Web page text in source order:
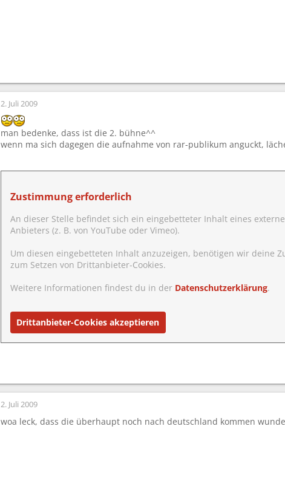
2. Juli 2009
man bedenke, dass ist die 2. bühne^^
wenn ma sich dagegen die aufnahme von rar-publikum anguckt,
Zustimmung erforderlich
An dieser Stelle befindet sich ein eingebetteter Inhalt eines
Anbieters (z. B. von YouTube oder Vimeo).
Um diesen eingebetteten Inhalt anzuzeigen, benötigen wir deine
zum Setzen von Drittanbieter-Cookies.
Weitere Informationen findest du in der Datenschutzerklärung.
Drittanbieter-Cookies akzeptieren
2. Juli 2009
woa leck, dass die überhaupt noch nach deutschland kommen